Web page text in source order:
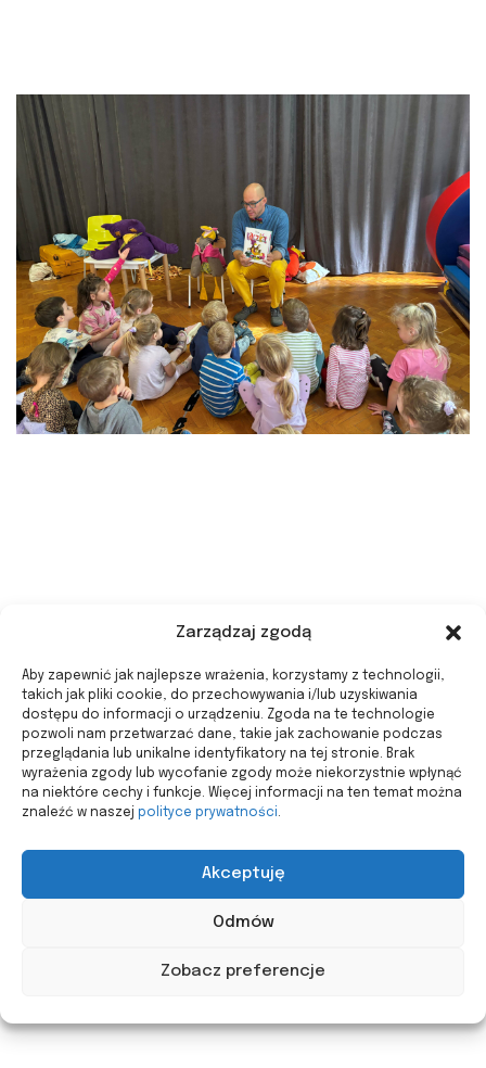
Zarządzaj zgodą
Aby zapewnić jak najlepsze wrażenia, korzystamy z technologii,
takich jak pliki cookie, do przechowywania i/lub uzyskiwania
dostępu do informacji o urządzeniu. Zgoda na te technologie
pozwoli nam przetwarzać dane, takie jak zachowanie podczas
przeglądania lub unikalne identyfikatory na tej stronie. Brak
wyrażenia zgody lub wycofanie zgody może niekorzystnie wpłynąć
na niektóre cechy i funkcje. Więcej informacji na ten temat można
znaleźć w naszej polityce prywatności.
Akceptuję
Odmów
Zobacz preferencje